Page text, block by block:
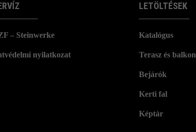
– Steinwerke
nyilatkozat
LETÖLTÉSEK
Katalógus
Terasz és balkon
Bejárók
Kerti fal
Képtár